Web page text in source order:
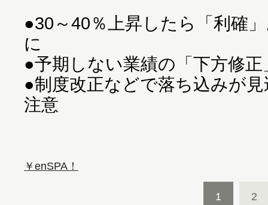
●30～40％上昇したら「利確
に
●予期しない業績の「下方修
●制度改正などで落ち込みが
注意
￥enSPA！
1 2